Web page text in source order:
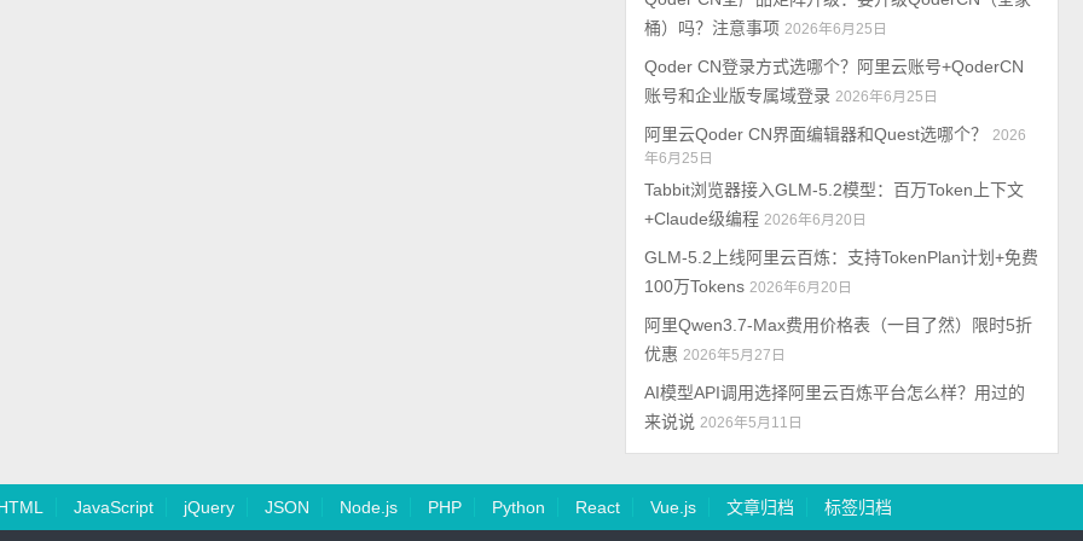
桶）吗？注意事项 2026年6月25日
Qoder CN登录方式选哪个？阿里云账号+QoderCN
账号和企业版专属域登录 2026年6月25日
阿里云Qoder CN界面编辑器和Quest选哪个？
2026
年6月25日
Tabbit浏览器接入GLM-5.2模型：百万Token上下文
+Claude级编程 2026年6月20日
GLM-5.2上线阿里云百炼：支持TokenPlan计划+免费
100万Tokens 2026年6月20日
阿里Qwen3.7-Max费用价格表（一目了然）限时5折
优惠 2026年5月27日
AI模型API调用选择阿里云百炼平台怎么样？用过的
来说说 2026年5月11日
JavaScript jQuery JSON Node.js PHP Python React Vue.js 文章归档 标签归档